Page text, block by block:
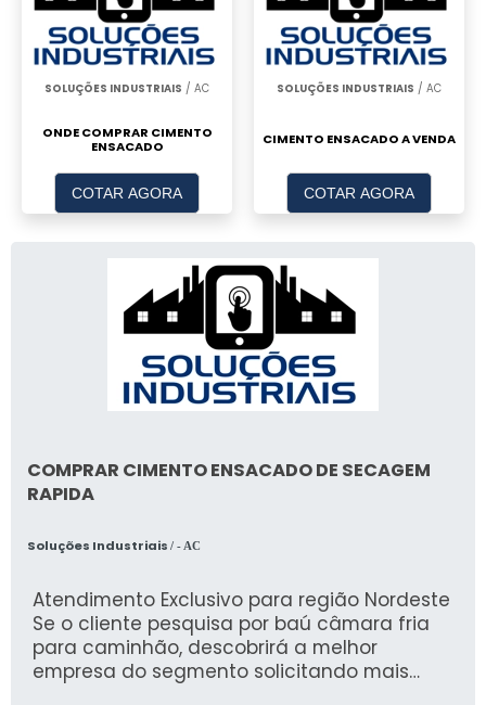
SOLUÇÕES INDUSTRIAIS / AC
ONDE COMPRAR CIMENTO
ENSACADO
COTAR AGORA
SOLUÇÕES INDUSTRIAIS / AC
CIMENTO ENSACADO A VENDA
COTAR AGORA
COMPRAR CIMENTO ENSACADO DE SECAGEM
RAPIDA
Soluções Industriais / - AC
Atendimento Exclusivo para região Nordeste
Se o cliente pesquisa por baú câmara fria
para caminhão, descobrirá a melhor
empresa do segmento solicitando mais